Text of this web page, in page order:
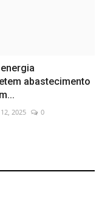
abastecimento
12, 2025 0